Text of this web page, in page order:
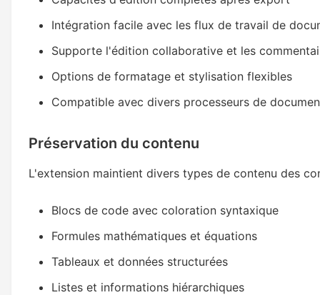
Intégration facile avec les flux de travail de
Supporte l'édition collaborative et les
Options de formatage et stylisation flexibles
Compatible avec divers processeurs de
Préservation du contenu
L'extension maintient divers types de contenu des
Blocs de code avec coloration syntaxique
Formules mathématiques et équations
Tableaux et données structurées
Listes et informations hiérarchiques